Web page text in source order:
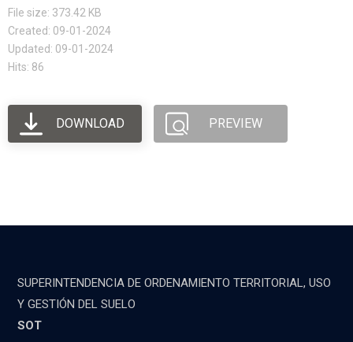
File size: 373.42 KB
Created: 09-01-2024
Updated: 09-01-2024
Hits: 86
DOWNLOAD PREVIEW
SUPERINTENDENCIA DE ORDENAMIENTO TERRITORIAL, USO
Y GESTIÓN DEL SUELO
SOT